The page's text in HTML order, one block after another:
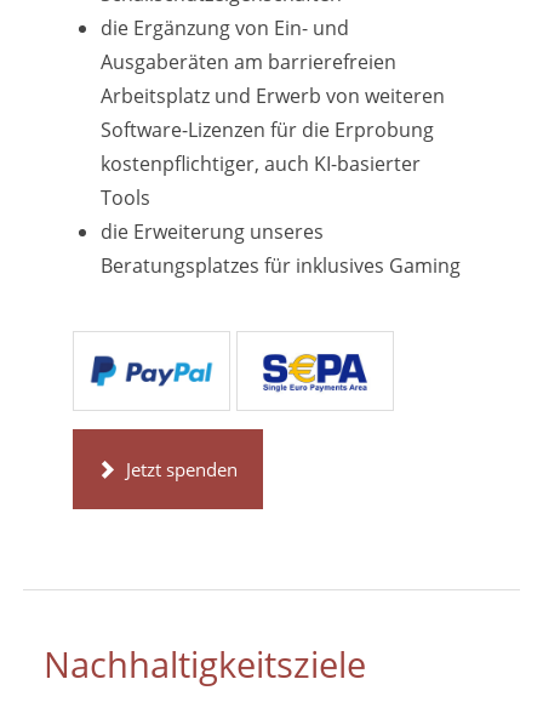
die Ergänzung von Ein- und
Ausgaberäten am barrierefreien
Arbeitsplatz und Erwerb von weiteren
Software-Lizenzen für die Erprobung
kostenpflichtiger, auch KI-basierter
Tools
die Erweiterung unseres
Beratungsplatzes für inklusives Gaming
Jetzt spenden
Nachhaltigkeitsziele